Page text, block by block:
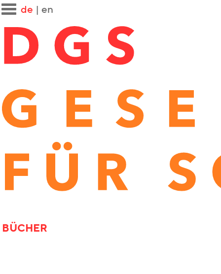
de en
BÜCHER